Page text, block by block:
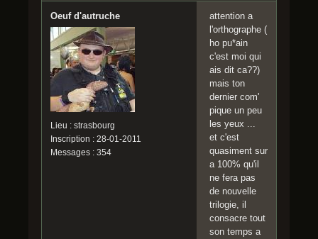
Oeuf d'autruche
Lieu : strasbourg
Inscription : 28-01-2011
Messages : 354
attention a
l'orthographe (
ho pu*ain
c'est moi qui
ais dit ca??)
mais ton
dernier com'
pique un peu
les yeux ...
et c'est
quasiment sur
a 100% qu'il
ne fera pas
de nouvelle
trilogie, il
consacre tout
son temps a